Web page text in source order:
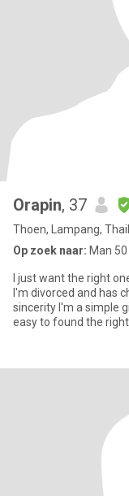
Orapin, 37
Thoen, Lampang,
Op zoek naar: Man
I just want the right
I'm divorced and has children Nothing special
sincerity I'm a simple girl that want to have happiness family. Not
easy to found the